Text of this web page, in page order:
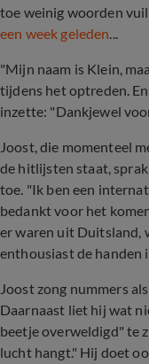
toe weinig woorden
een week geleden...
"Mijn naam is Klein,
tijdens het optreden.
inzette: "Dankjewel
Joost, die momenteel
de hitlijsten staat,
toe. "Ik ben een
bedankt voor het
er waren uit Duitsland,
enthousiast de handen
Joost zong nummers
Daarnaast liet hij wat
beetje overweldigd" te
lucht hangt." Hij doet